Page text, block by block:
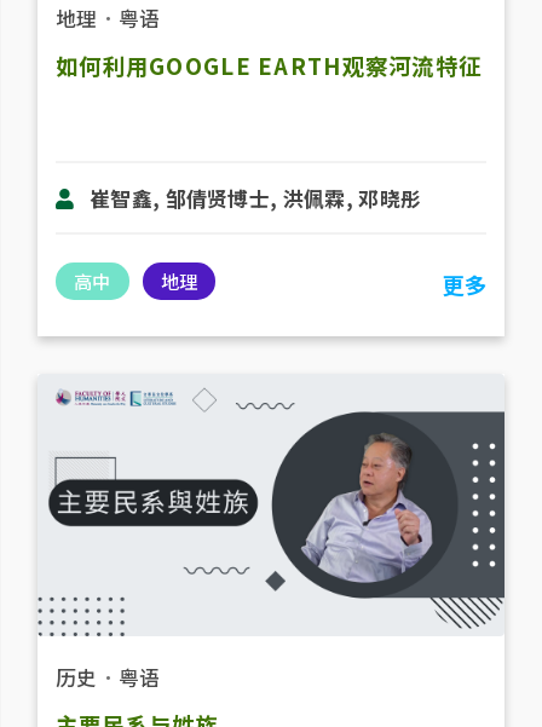
地理 ． 粤语
如何利用GOOGLE EARTH观察河流特征
崔智鑫, 邹倩贤博士, 洪佩霖, 邓晓彤
高中 地理 更多
历史 ． 粤语